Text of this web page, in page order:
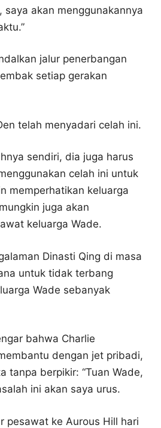
saya akan menggunakannya
jalur penerbangan
setiap gerakan
telah menyadari celah ini.
sendiri, dia juga harus
celah ini untuk
memperhatikan keluarga
juga akan
keluarga Wade.
Dinasti Qing di masa
untuk tidak terbang
Wade sebanyak
bahwa Charlie
dengan jet pribadi,
tanpa berpikir: “Tuan Wade,
ini akan saya urus.
pesawat ke Aurous Hill hari